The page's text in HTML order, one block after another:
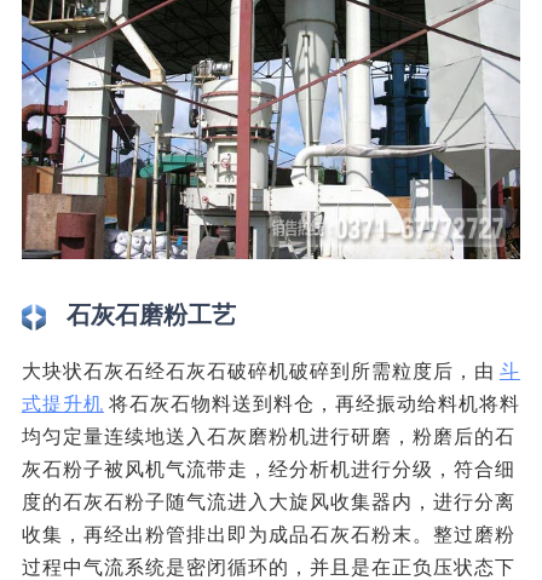
石灰石磨粉工艺
大块状石灰石经石灰石破碎机破碎到所需粒度后，由 斗
式提升机 将石灰石物料送到料仓，再经振动给料机将料
均匀定量连续地送入石灰磨粉机进行研磨，粉磨后的石
灰石粉子被风机气流带走，经分析机进行分级，符合细
度的石灰石粉子随气流进入大旋风收集器内，进行分离
收集，再经出粉管排出即为成品石灰石粉末。整过磨粉
过程中气流系统是密闭循环的，并且是在正负压状态下